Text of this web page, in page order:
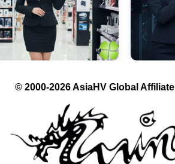
© 2000-2026 AsiaHV Global Affiliate